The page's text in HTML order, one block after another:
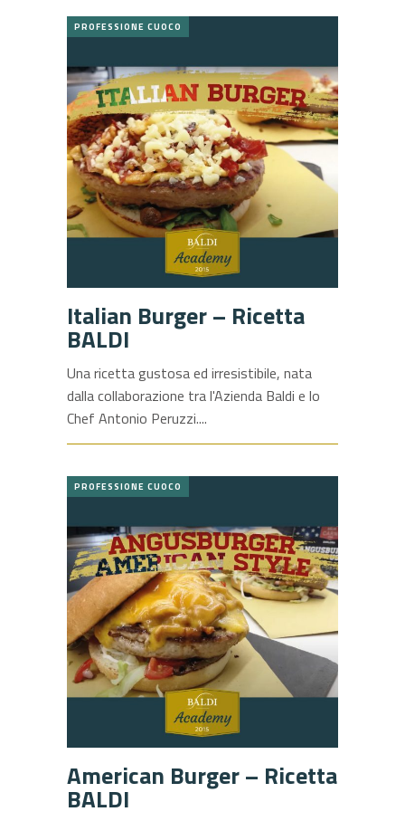
PROFESSIONE CUOCO
Italian Burger – Ricetta
BALDI
Una ricetta gustosa ed irresistibile, nata
dalla collaborazione tra l'Azienda Baldi e lo
Chef Antonio Peruzzi.
PROFESSIONE CUOCO
American Burger – Ricetta
BALDI